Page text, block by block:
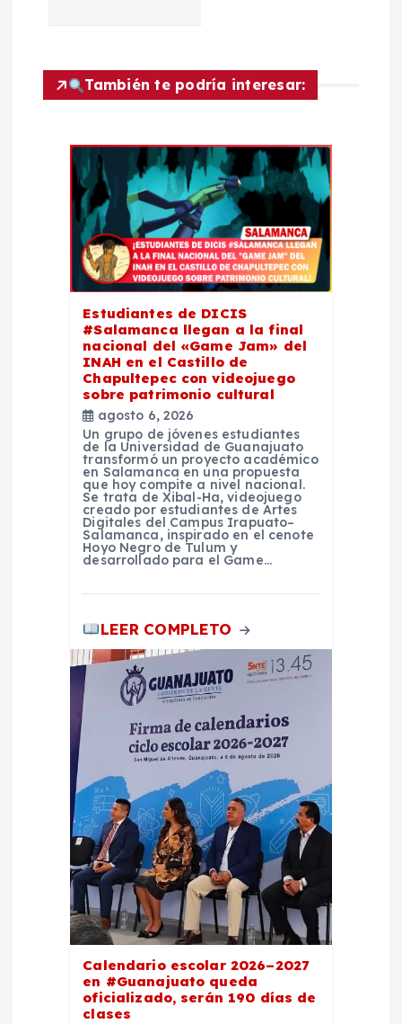
También te podría interesar:
Estudiantes de DICIS
#Salamanca llegan a la final
nacional del «Game Jam» del
INAH en el Castillo de
Chapultepec con videojuego
sobre patrimonio cultural
agosto 6, 2026
Un grupo de jóvenes estudiantes
de la Universidad de Guanajuato
transformó un proyecto académico
en Salamanca en una propuesta
que hoy compite a nivel nacional.
Se trata de Xibal-Ha, videojuego
creado por estudiantes de Artes
Digitales del Campus Irapuato–
Salamanca, inspirado en el cenote
Hoyo Negro de Tulum y
desarrollado para el Game…
LEER COMPLETO
Calendario escolar 2026–2027
en #Guanajuato queda
oficializado, serán 190 días de
clases